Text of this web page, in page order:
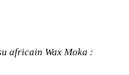
africain Wax Moka :